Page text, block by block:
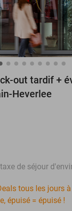
out tardif +
Heverlee
de séjour
tous les jours
épuisé = épuisé !